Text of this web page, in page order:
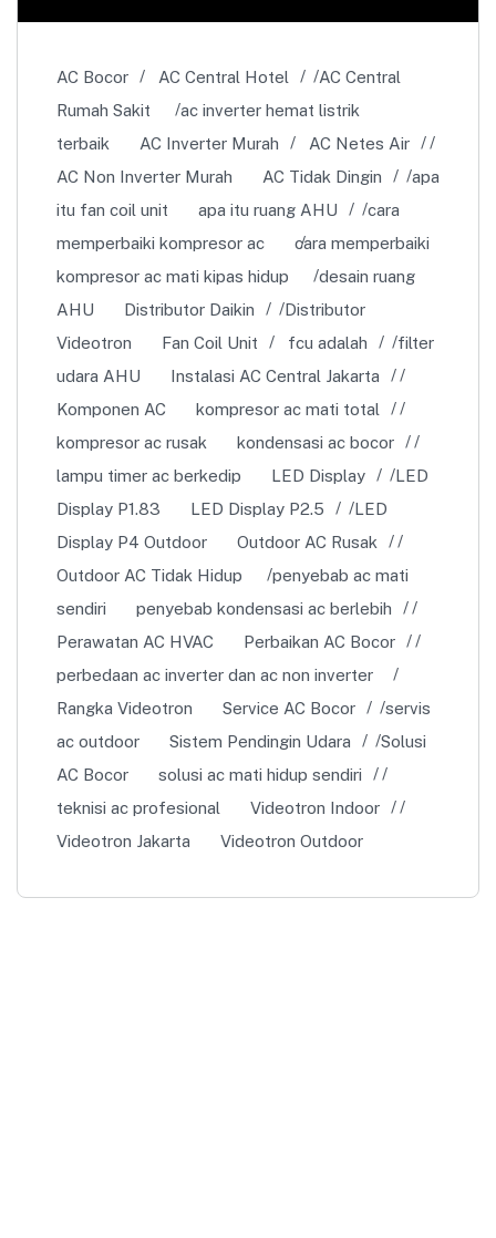
AC Bocor AC Central Hotel
AC Central
Rumah Sakit
ac inverter hemat listrik
terbaik
AC Inverter Murah
AC Netes Air
AC Non Inverter Murah
AC Tidak Dingin
apa
itu fan coil unit
apa itu ruang AHU
cara
memperbaiki kompresor ac
cara memperbaiki
kompresor ac mati kipas hidup
desain ruang
AHU
Distributor Daikin
Distributor
Videotron
Fan Coil Unit fcu adalah
filter
udara AHU
Instalasi AC Central Jakarta
Komponen AC
kompresor ac mati total
kompresor ac rusak
kondensasi ac bocor
lampu timer ac berkedip
LED Display
LED
Display P1.83
LED Display P2.5
LED
Display P4 Outdoor
Outdoor AC Rusak
Outdoor AC Tidak Hidup
penyebab ac mati
sendiri
penyebab kondensasi ac berlebih
Perawatan AC HVAC
Perbaikan AC Bocor
perbedaan ac inverter dan ac non inverter
Rangka Videotron
Service AC Bocor
servis
ac outdoor
Sistem Pendingin Udara
Solusi
AC Bocor
solusi ac mati hidup sendiri
teknisi ac profesional
Videotron Indoor
Videotron Jakarta
Videotron Outdoor